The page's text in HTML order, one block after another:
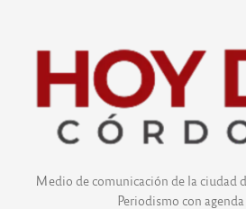
Medio de comunicación de la ciudad
Periodismo con agenda